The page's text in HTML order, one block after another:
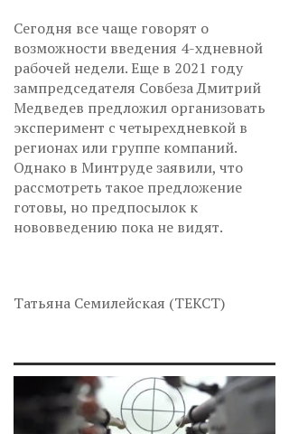
Сегодня все чаще говорят о
возможности введения 4-хдневной
рабочей недели. Еще в 2021 году
зампредседателя Совбеза Дмитрий
Медведев предложил организовать
эксперимент с четырехдневкой в
регионах или группе компаний.
Однако в Минтруде заявили, что
рассмотреть такое предложение
готовы, но предпосылок к
нововведению пока не видят.
Татьяна Семилейская (ТЕКСТ)